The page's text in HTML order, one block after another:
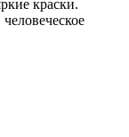
краски.